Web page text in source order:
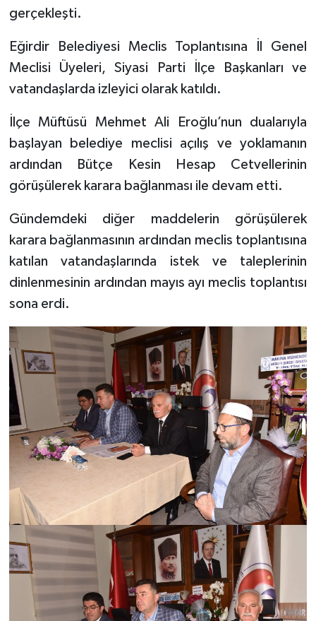
gerçekleşti.
Eğirdir Belediyesi Meclis Toplantısına İl Genel
Meclisi Üyeleri, Siyasi Parti İlçe Başkanları ve
vatandaşlarda izleyici olarak katıldı.
İlçe Müftüsü Mehmet Ali Eroğlu’nun dualarıyla
başlayan belediye meclisi açılış ve yoklamanın
ardından Bütçe Kesin Hesap Cetvellerinin
görüşülerek karara bağlanması ile devam etti.
Gündemdeki diğer maddelerin görüşülerek
karara bağlanmasının ardından meclis toplantısına
katılan vatandaşlarında istek ve taleplerinin
dinlenmesinin ardından mayıs ayı meclis toplantısı
sona erdi.
Spor
Tarihi Yapılarımız
Teknoloji
Türkiye
Yerel
İletişim